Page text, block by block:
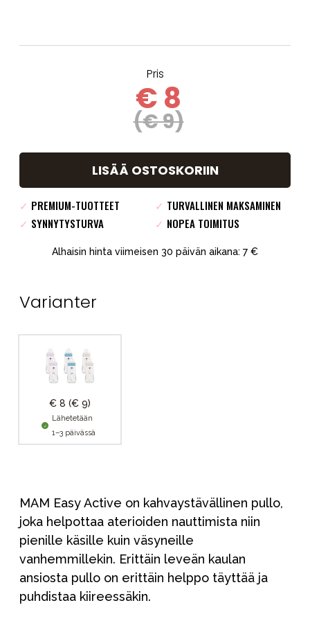
Pris
€ 8
(€ 9)
LISÄÄ OSTOSKORIIN
✓ PREMIUM-TUOTTEET ✓ TURVALLINEN MAKSAMINEN
✓ SYNNYTYSTURVA ✓ NOPEA TOIMITUS
Alhaisin hinta viimeisen 30 päivän aikana: 7 €
Varianter
€ 8 (€ 9)
Lähetetään
1–3 päivässä
MAM Easy Active on kahvaystävällinen pullo,
joka helpottaa aterioiden nauttimista niin
pienille käsille kuin väsyneille
vanhemmillekin. Erittäin leveän kaulan
ansiosta pullo on erittäin helppo täyttää ja
puhdistaa kiireessäkin.